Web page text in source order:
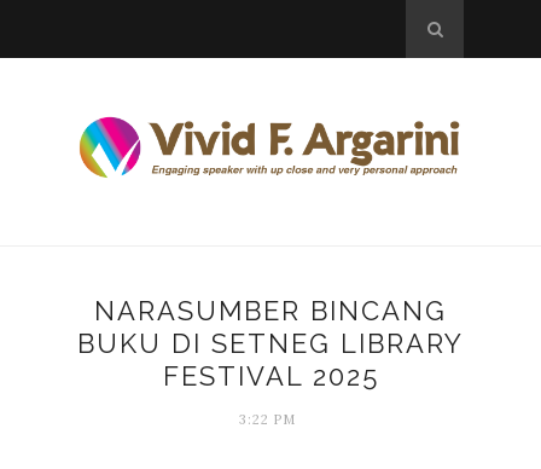
NARASUMBER BINCANG
BUKU DI SETNEG LIBRARY
FESTIVAL 2025
3:22 PM